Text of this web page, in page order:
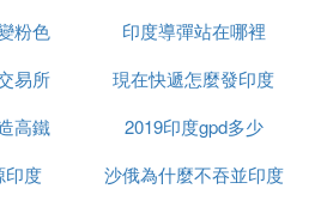
和土庫曼。盡管伊朗現在沒有與
但兩國都是裏海的沿海國家，隔
史上，伊朗和沙皇俄國是直接相
，兵員眾多，但是軍事水平並
榴槤
粉色
印度導彈站在哪裡
易所
現在快遞怎麼發印度
高鐵
2019印度gpd多少
印度
沙俄為什麼不吞並印度